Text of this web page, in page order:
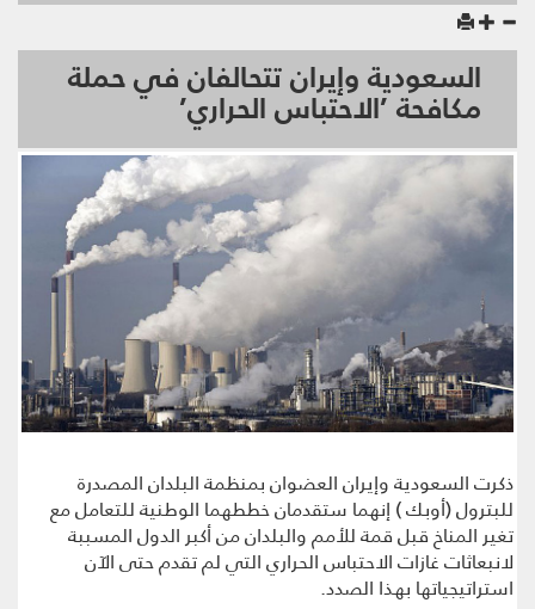
السعودية وإيران تتحالفان في حملة
مكافحة ’الاحتباس الحراري’
ذكرت السعودية وإيران العضوان بمنظمة البلدان المصدرة
للبترول (أوبك ) إنهما ستقدمان خططهما الوطنية للتعامل مع
تغير المناخ قبل قمة للأمم والبلدان من أكبر الدول المسببة
لانبعاثات غازات الاحتباس الحراري التي لم تقدم حتى الآن
استراتيجياتها بهذا الصدد.